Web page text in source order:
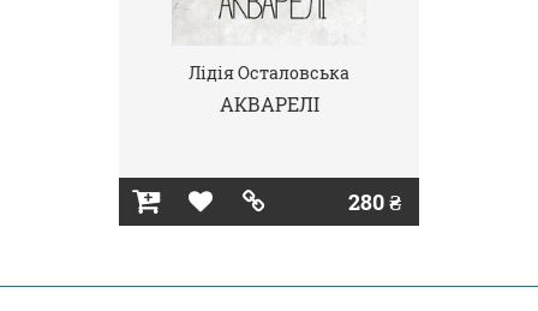
Лідія Осталовська
АКВАРЕЛІ
280 ₴